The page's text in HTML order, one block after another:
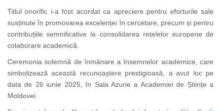
Titlul onorific i-a fost acordatca apreciere pentru eforturile sale
susținute în promovarea excelenței în cercetare, precum și pentru
contribuțiile semnificative la consolidarea rețelelor europene de
colaborare academică.
Ceremonia solemnă de înmânare a însemnelor academice, care
simbolizează această recunoaștere prestigioasă, a avut loc pe
data de 26 iunie 2025, în Sala Azurie a Academiei de Științe a
Moldovei.